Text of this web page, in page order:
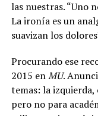
las nuestras.“Uno
La ironía es un
suavizan los
Procurando ese
2015 enMU.
temas: la
pero no para